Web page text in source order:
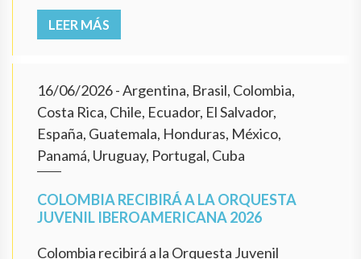
LEER MÁS
16/06/2026- Argentina, Brasil, Colombia,
Costa Rica, Chile, Ecuador, El Salvador,
España, Guatemala, Honduras, México,
Panamá, Uruguay, Portugal, Cuba
COLOMBIA RECIBIRÁ A LA ORQUESTA
JUVENIL IBEROAMERICANA 2026
Colombia recibirá a la Orquesta Juvenil